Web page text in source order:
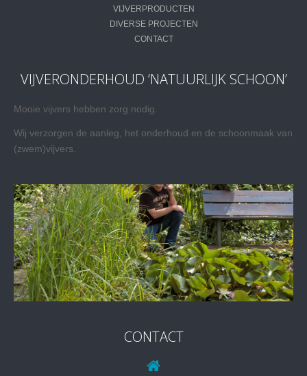
VIJVERPRODUCTEN
DIVERSE PROJECTEN
CONTACT
VIJVERONDERHOUD ‘NATUURLIJK SCHOON’
Mooie vijvers hebben zorg nodig.
Wij verzorgen de aanleg, het onderhoud en de schoonmaak van
(zwem)vijvers.
CONTACT